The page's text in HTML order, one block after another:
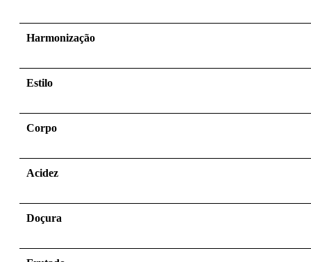
Harmonização
Estilo
Corpo
Acidez
Doçura